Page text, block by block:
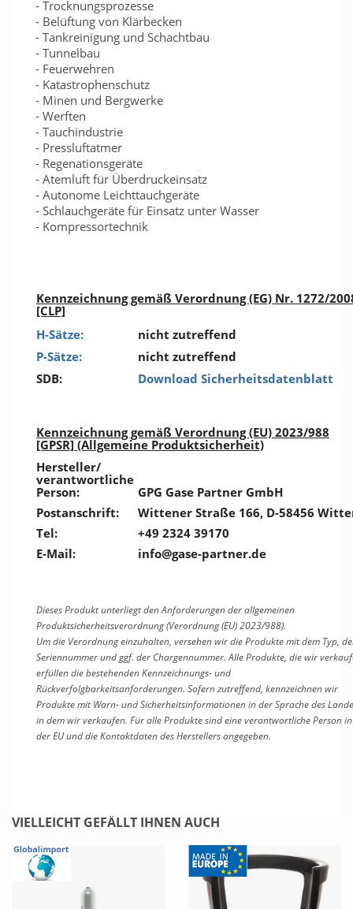
- Trocknungsprozesse
- Belüftung von Klärbecken
- Tankreinigung und Schachtbau
- Tunnelbau
- Feuerwehren
- Katastrophenschutz
- Minen und Bergwerke
- Werften
- Tauchindustrie
- Pressluftatmer
- Regenationsgeräte
- Atemluft für Überdruckeinsatz
- Autonome Leichttauchgeräte
- Schlauchgeräte für Einsatz unter Wasser
- Kompressortechnik
Kennzeichnung gemäß Verordnung (EG) Nr. 1272/
[CLP]
H-Sätze:
nicht zutreffend
P-Sätze:
nicht zutreffend
SDB:
Download Sicherheitsdatenblatt
Kennzeichnung gemäß Verordnung (EU) 2023/988
[GPSR] (Allgemeine Produktsicherheit)
Hersteller/
verantwortliche
Person:
GPG Gase Partner GmbH
Postanschrift:
Wittener Straße 166, D-58456
Tel:
+49 2324 39170
E-Mail:
info@gase-partner.de
Dieses Produkt unterliegt den Anforderungen der allgemeinen
Produktsicherheitsverordnung (Verordnung (EU) 2023/988).
Um die Verordnung einzuhalten, versehen wir die Produkte mit dem Typ,
Seriennummer und ggf. der Chargennummer. Alle Produkte, die wir
erfüllen die bestehenden Kennzeichnungs- und
Rückverfolgbarkeitsanforderungen. Sofern zutreffend, kennzeichnen wir
Produkte mit Warn- und Sicherheitsinformationen in der Sprache des
in dem wir verkaufen. Für alle Produkte sind eine verantwortliche Person in
der EU und die Kontaktdaten des Herstellers angegeben.
VIELLEICHT GEFÄLLT IHNEN AUCH